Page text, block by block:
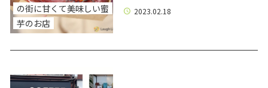
の街に甘くて美味しい蜜
芋のお店
2023.02.18